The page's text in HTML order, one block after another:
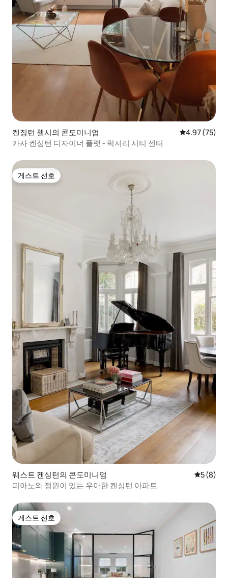
켄징턴 첼시의 콘도미니엄 평점 4.97점(5
4.97 (75)
카사 켄싱턴 디자이너 플랫 - 럭셔리 시티 센터
게스트 선호
게스트 선호
웨스트 켄싱턴의 콘도미니엄 평점 5점
5 (8)
피아노와 정원이 있는 우아한 켄싱턴 아파트
게스트 선호
게스트 선호